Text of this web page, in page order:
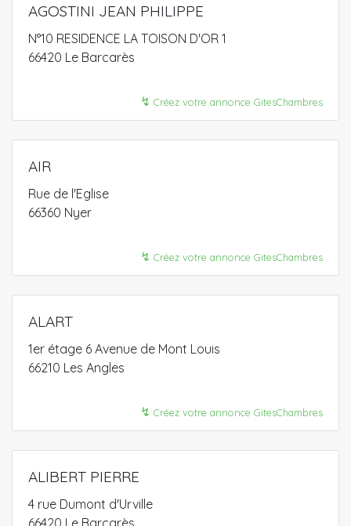
AGOSTINI JEAN PHILIPPE
N°10 RESIDENCE LA TOISON D'OR 1
66420 Le Barcarès
↯ Créez votre annonce GitesChambres
AIR
Rue de l'Eglise
66360 Nyer
↯ Créez votre annonce GitesChambres
ALART
1er étage 6 Avenue de Mont Louis
66210 Les Angles
↯ Créez votre annonce GitesChambres
ALIBERT PIERRE
4 rue Dumont d'Urville
66420 Le Barcarès